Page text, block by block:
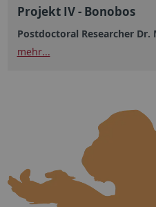
Projekt IV - Bonobos
Postdoctoral Researcher Dr.
mehr...